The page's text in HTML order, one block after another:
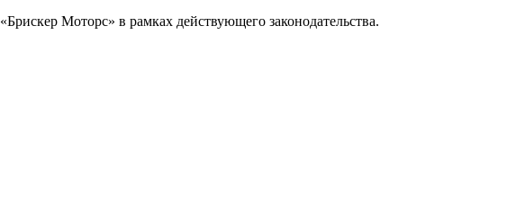
«Брискер Моторс» в рамках действующего законодательства.